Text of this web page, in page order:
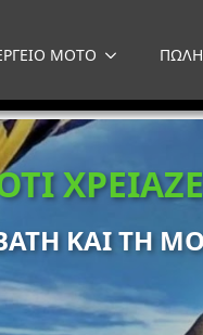
MOTO
ΚΑΙ ΤΗ